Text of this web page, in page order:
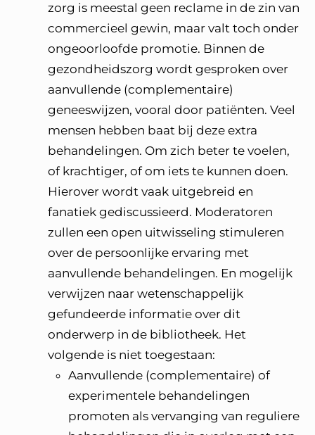
zorg is meestal geen reclame in de zin van
commercieel gewin, maar valt toch onder
ongeoorloofde promotie. Binnen de
gezondheidszorg wordt gesproken over
aanvullende (complementaire)
geneeswijzen, vooral door patiënten. Veel
mensen hebben baat bij deze extra
behandelingen. Om zich beter te voelen,
of krachtiger, of om iets te kunnen doen.
Hierover wordt vaak uitgebreid en
fanatiek gediscussieerd. Moderatoren
zullen een open uitwisseling stimuleren
over de persoonlijke ervaring met
aanvullende behandelingen. En mogelijk
verwijzen naar wetenschappelijk
gefundeerde informatie over dit
onderwerp in de bibliotheek. Het
volgende is niet toegestaan:
Aanvullende (complementaire) of
experimentele behandelingen
promoten als vervanging van reguliere